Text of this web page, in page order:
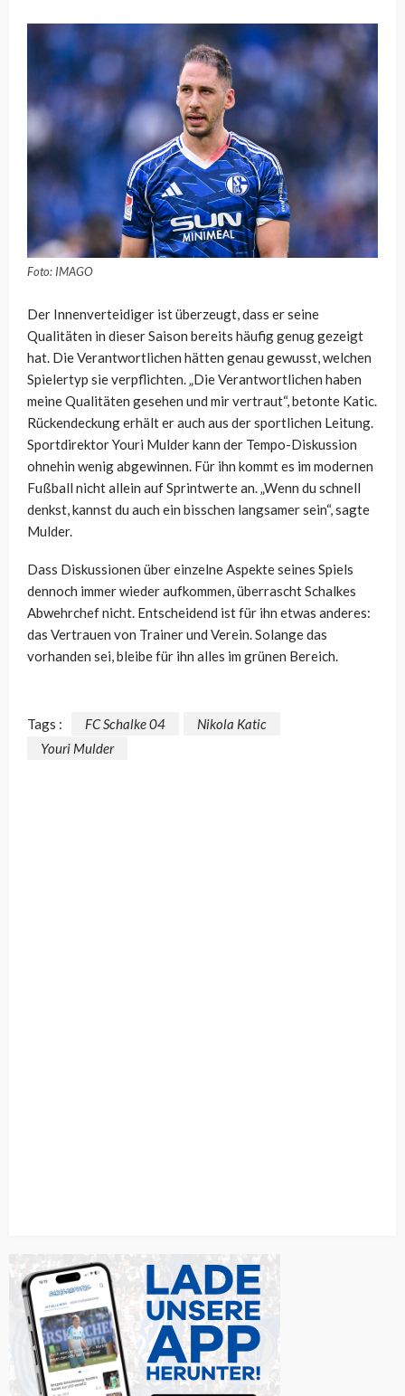
Foto: IMAGO
Der Innenverteidiger ist überzeugt, dass er seine
Qualitäten in dieser Saison bereits häufig genug gezeigt
hat. Die Verantwortlichen hätten genau gewusst, welchen
Spielertyp sie verpflichten. „Die Verantwortlichen haben
meine Qualitäten gesehen und mir vertraut“, betonte Katic.
Rückendeckung erhält er auch aus der sportlichen Leitung.
Sportdirektor Youri Mulder kann der Tempo-Diskussion
ohnehin wenig abgewinnen. Für ihn kommt es im modernen
Fußball nicht allein auf Sprintwerte an. „Wenn du schnell
denkst, kannst du auch ein bisschen langsamer sein“, sagte
Mulder.
Dass Diskussionen über einzelne Aspekte seines Spiels
dennoch immer wieder aufkommen, überrascht Schalkes
Abwehrchef nicht. Entscheidend ist für ihn etwas anderes:
das Vertrauen von Trainer und Verein. Solange das
vorhanden sei, bleibe für ihn alles im grünen Bereich.
Tags : FC Schalke 04
Nikola Katic
Youri Mulder